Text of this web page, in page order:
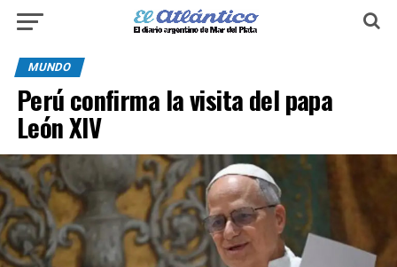
MUNDO
Perú confirma la visita del papa
León XIV